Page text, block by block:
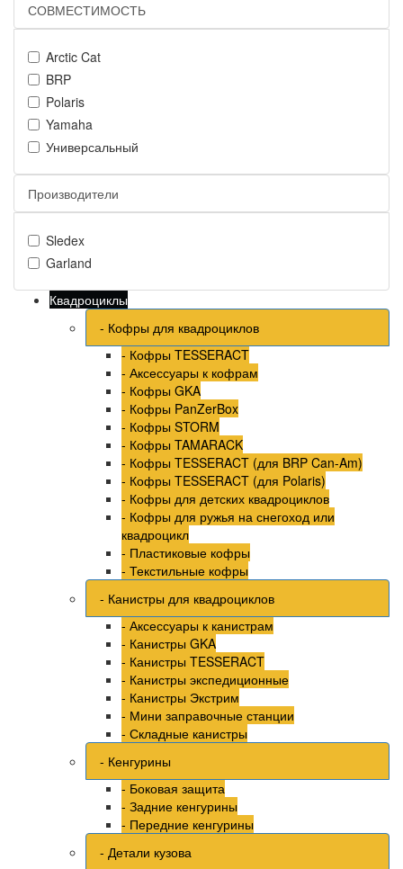
СОВМЕСТИМОСТЬ
Arctic Cat
BRP
Polaris
Yamaha
Универсальный
Производители
Sledex
Garland
Квадроциклы
- Кофры для квадроциклов
- Кофры TESSERACT
- Аксессуары к кофрам
- Кофры GKA
- Кофры PanZerBox
- Кофры STORM
- Кофры TAMARACK
- Кофры TESSERACT (для BRP Can-Am)
- Кофры TESSERACT (для Polaris)
- Кофры для детских квадроциклов
- Кофры для ружья на снегоход или
квадроцикл
- Пластиковые кофры
- Текстильные кофры
- Канистры для квадроциклов
- Аксессуары к канистрам
- Канистры GKA
- Канистры TESSERACT
- Канистры экспедиционные
- Канистры Экстрим
- Мини заправочные станции
- Складные канистры
- Кенгурины
- Боковая защита
- Задние кенгурины
- Передние кенгурины
- Детали кузова